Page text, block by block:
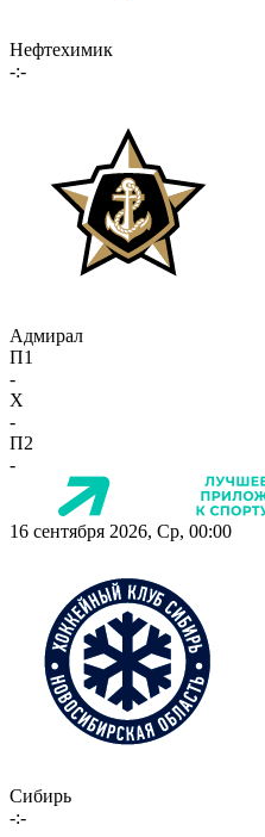
Нефтехимик
-:-
Адмирал
П1
-
X
-
П2
-
16 сентября 2026, Ср, 00:00
Сибирь
-:-